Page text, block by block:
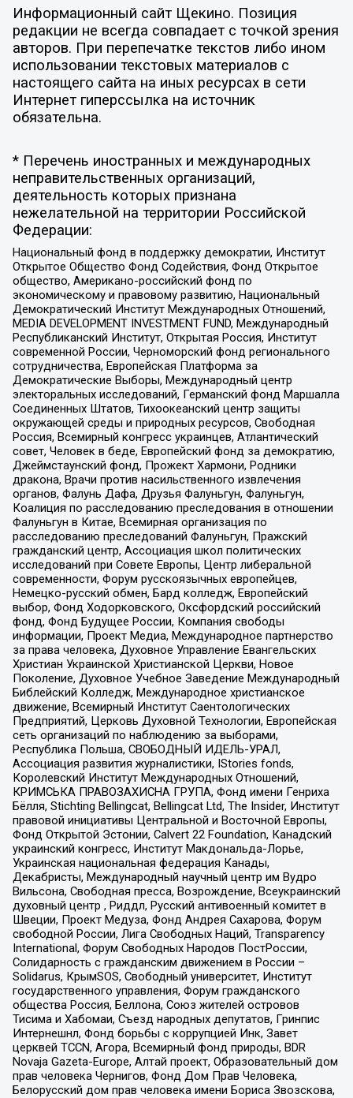
Информационный сайт Щекино. Позиция
редакции не всегда совпадает с точкой зрения
авторов. При перепечатке текстов либо ином
использовании текстовых материалов с
настоящего сайта на иных ресурсах в сети
Интернет гиперссылка на источник
обязательна.
* Перечень иностранных и международных
неправительственных организаций,
деятельность которых признана
нежелательной на территории Российской
Федерации:
Национальный фонд в поддержку демократии, Институт
Открытое Общество Фонд Содействия, Фонд Открытое
общество, Американо-российский фонд по
экономическому и правовому развитию, Национальный
Демократический Институт Международных Отношений,
MEDIA DEVELOPMENT INVESTMENT FUND, Международный
Республиканский Институт, Открытая Россия, Институт
современной России, Черноморский фонд регионального
сотрудничества, Европейская Платформа за
Демократические Выборы, Международный центр
электоральных исследований, Германский фонд Маршалла
Соединенных Штатов, Тихоокеанский центр защиты
окружающей среды и природных ресурсов, Свободная
Россия, Всемирный конгресс украинцев, Атлантический
совет, Человек в беде, Европейский фонд за демократию,
Джеймстаунский фонд, Прожект Хармони, Родники
дракона, Врачи против насильственного извлечения
органов, Фалунь Дафа, Друзья Фалуньгун, Фалуньгун,
Коалиция по расследованию преследования в отношении
Фалуньгун в Китае, Всемирная организация по
расследованию преследований Фалуньгун, Пражский
гражданский центр, Ассоциация школ политических
исследований при Совете Европы, Центр либеральной
современности, Форум русскоязычных европейцев,
Немецко-русский обмен, Бард колледж, Европейский
выбор, Фонд Ходорковского, Оксфордский российский
фонд, Фонд Будущее России, Компания свободы
информации, Проект Медиа, Международное партнерство
за права человека, Духовное Управление Евангельских
Христиан Украинской Христианской Церкви, Новое
Поколение, Духовное Учебное Заведение Международный
Библейский Колледж, Международное христианское
движение, Всемирный Институт Саентологических
Предприятий, Церковь Духовной Технологии, Европейская
сеть организаций по наблюдению за выборами,
Республика Польша, СВОБОДНЫЙ ИДЕЛЬ-УРАЛ,
Ассоциация развития журналистики, IStories fonds,
Королевский Институт Международных Отношений,
КРИМСЬКА ПРАВОЗАХИСНА ГРУПА, Фонд имени Генриха
Бёлля, Stichting Bellingcat, Bellingcat Ltd, The Insider, Институт
правовой инициативы Центральной и Восточной Европы,
Фонд Открытой Эстонии, Calvert 22 Foundation, Канадский
украинский конгресс, Институт Макдональда-Лорье,
Украинская национальная федерация Канады,
Декабристы, Международный научный центр им Вудро
Вильсона, Свободная пресса, Возрождение, Всеукраинский
духовный центр , Риддл, Русский антивоенный комитет в
Швеции, Проект Медуза, Фонд Андрея Сахарова, Форум
свободной России, Лига Свободных Наций, Transparеncy
International, Форум Свободных Народов ПостРоссии,
Солидарность с гражданским движением в России –
Solidarus, КрымSOS, Свободный университет, Институт
государственного управления, Форум гражданского
общества Россия, Беллона, Союз жителей островов
Тисима и Хабомаи, Съезд народных депутатов, Гринпис
Интернешнл, Фонд борьбы с коррупцией Инк, Завет
церквей TCCN, Агора, Всемирный фонд природы, BDR
Novaja Gazeta-Europe, Алтай проект, Образовательный дом
прав человека Чернигов, Фонд Дом Прав Человека,
Белорусский дом прав человека имени Бориса Звозскова,